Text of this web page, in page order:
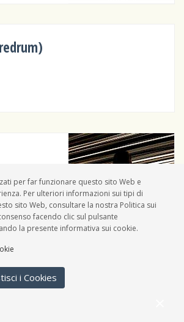
per far funzionare questo sito Web e
Per ulteriori informazioni sui tipi di
sito Web, consultare la nostra Politica sui
facendo clic sul pulsante
la presente informativa sui cookie.
i Cookies